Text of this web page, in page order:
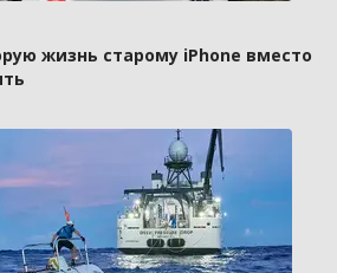
жизнь старому iPhone вместо